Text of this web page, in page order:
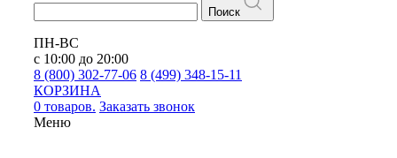
Поиск
ПН-ВС
с 10:00 до 20:00
8 (800) 302-77-06 8 (499) 348-15-11
КОРЗИНА
0 товаров. Заказать звонок
Меню